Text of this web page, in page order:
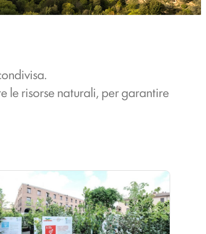
le risorse naturali, per garantire